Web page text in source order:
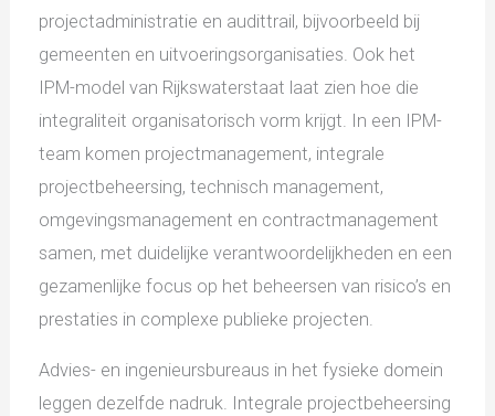
projectadministratie en audittrail, bijvoorbeeld bij
gemeenten en uitvoeringsorganisaties. Ook het
IPM-model van Rijkswaterstaat laat zien hoe die
integraliteit organisatorisch vorm krijgt. In een IPM-
team komen projectmanagement, integrale
projectbeheersing, technisch management,
omgevingsmanagement en contractmanagement
samen, met duidelijke verantwoordelijkheden en een
gezamenlijke focus op het beheersen van risico’s en
prestaties in complexe publieke projecten.
Advies- en ingenieursbureaus in het fysieke domein
leggen dezelfde nadruk. Integrale projectbeheersing